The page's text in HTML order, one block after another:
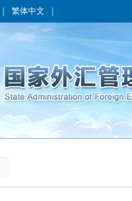
繁体中文